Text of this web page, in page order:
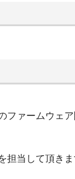
ファームウェ
当して頂きま